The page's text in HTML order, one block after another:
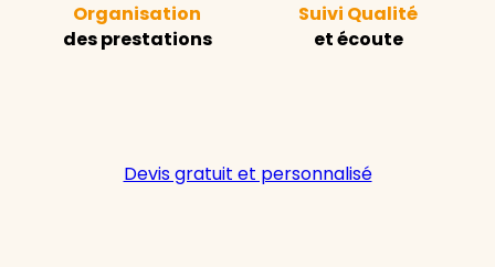
Organisation
des prestations
Suivi Qualité
et écoute
Devis gratuit et personnalisé